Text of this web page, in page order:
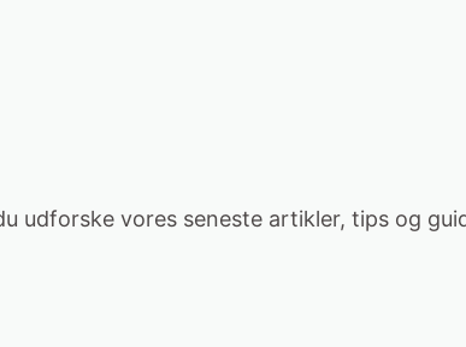
udforske vores seneste artikler, tips og